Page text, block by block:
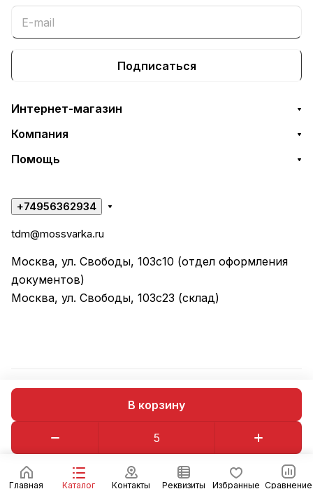
В корзину
Главная Каталог Контакты Реквизиты Избранные Сравнение
Подписаться
Интернет-магазин
Компания
Помощь
+74956362934
tdm@mossvarka.ru
Москва, ул. Свободы, 103с10 (отдел оформления
документов)
Москва, ул. Свободы, 103с23 (склад)
© 2026 ООО "ТД МОССВАРКА"